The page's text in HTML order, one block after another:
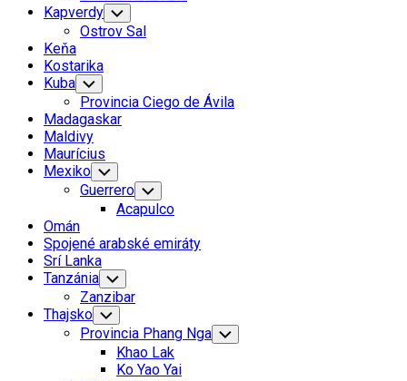
Menu
Kapverdy Toggle
Child
Menu
Ostrov Sal
Keňa
Kostarika
Kuba Toggle
Child
Menu
Provincia Ciego de Ávila
Madagaskar
Maldivy
Maurícius
Mexiko Toggle
Child
Menu
Guerrero Toggle
Child
Menu
Acapulco
Omán
Spojené arabské emiráty
Srí Lanka
Tanzánia Toggle
Child
Menu
Zanzibar
Thajsko Toggle
Child
Menu
Provincia Phang Nga Toggle
Child
Khao Lak
Ko Yao Yai